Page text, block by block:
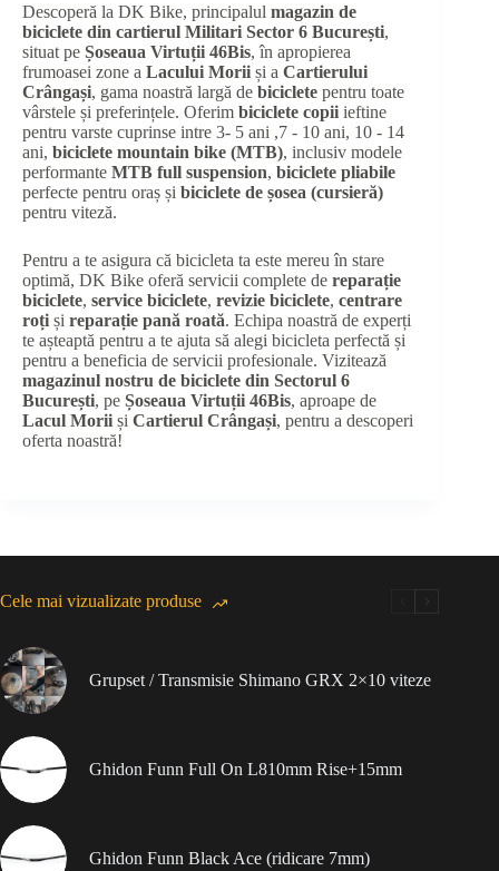
Descoperă la DK Bike, principalul magazin de
biciclete din cartierul Militari Sector 6 București,
situat pe Șoseaua Virtuții 46Bis, în apropierea
frumoasei zone a Lacului Morii și a Cartierului
Crângași, gama noastră largă de biciclete pentru toate
vârstele și preferințele. Oferim biciclete copii ieftine
pentru varste cuprinse intre 3- 5 ani ,7 - 10 ani, 10 - 14
ani, biciclete mountain bike (MTB), inclusiv modele
performante MTB full suspension, biciclete pliabile
perfecte pentru oraș și biciclete de șosea (cursieră)
pentru viteză.
Pentru a te asigura că bicicleta ta este mereu în stare
optimă, DK Bike oferă servicii complete de reparație
biciclete, service biciclete, revizie biciclete, centrare
roți și reparație pană roată. Echipa noastră de experți
te așteaptă pentru a te ajuta să alegi bicicleta perfectă și
pentru a beneficia de servicii profesionale. Vizitează
magazinul nostru de biciclete din Sectorul 6
București, pe Șoseaua Virtuții 46Bis, aproape de
Lacul Morii și Cartierul Crângași, pentru a descoperi
oferta noastră!
Cele mai vizualizate produse
Grupset / Transmisie Shimano GRX 2×10 viteze
Ghidon Funn Full On L810mm Rise+15mm
Ghidon Funn Black Ace (ridicare 7mm)